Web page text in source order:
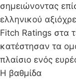
σημειώνοντας
ελληνικού
Fitch Ratings στα
κατέστησαν τα
πλαίσιο ενός
Η βαθμίδα